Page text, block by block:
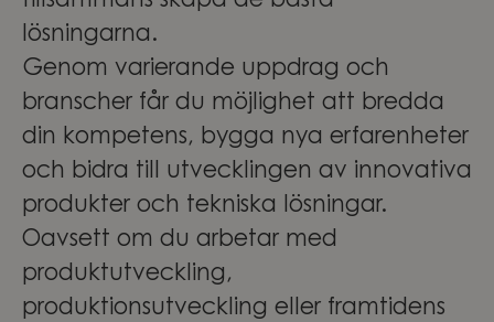
lösningarna.
Genom varierande uppdrag och
branscher får du möjlighet att bredda
din kompetens, bygga nya erfarenheter
och bidra till utvecklingen av innovativa
produkter och tekniska lösningar.
Oavsett om du arbetar med
produktutveckling,
produktionsutveckling eller framtidens